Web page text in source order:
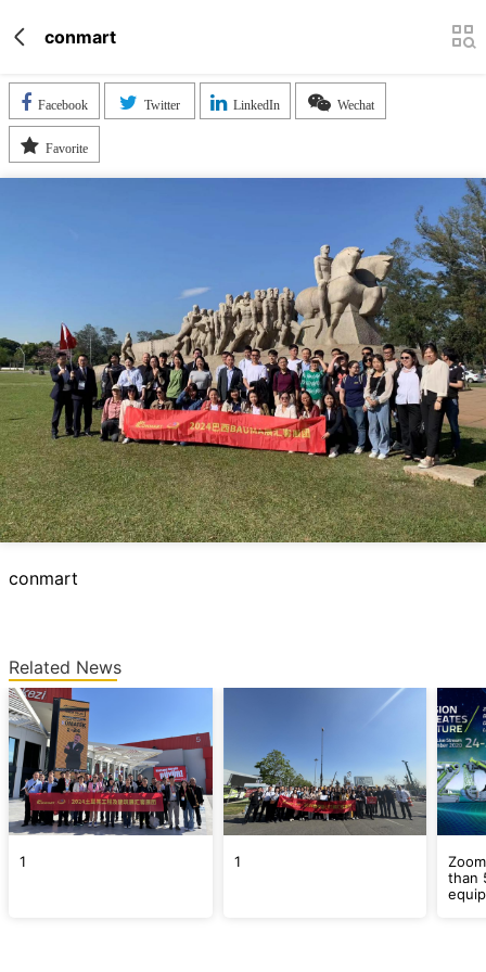
conmart
Facebook Twitter LinkedIn Wechat
Favorite
conmart
Related News
1 1
than